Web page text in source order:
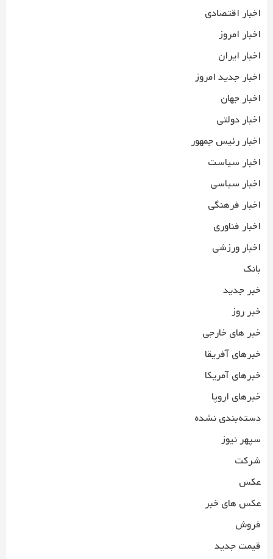
اخبار اقتصادی
اخبار امروز
اخبار ایران
اخبار جدید امروز
اخبار جهان
اخبار دولتی
اخبار رئیس جمهور
اخبار سیاست
اخبار سیاسی
اخبار فرهنگی
اخبار فناوری
اخبار ورزشی
بانک
خبر جدید
خبر روز
خبر های خارجی
خبرهای آفریقا
خبرهای آمریکا
خبرهای اروپا
دسته‌بندی نشده
سپهر نیوز
شرکت
عکس
عکس های خبر
فروش
قیمت جدید